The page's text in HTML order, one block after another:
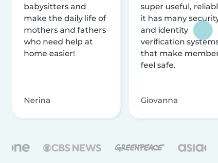
babysitters and
make the daily life of
mothers and fathers
who need help at
home easier!
Nerina
super useful,
it has many
and identity
verification
that make
feel safe.
Giovanna